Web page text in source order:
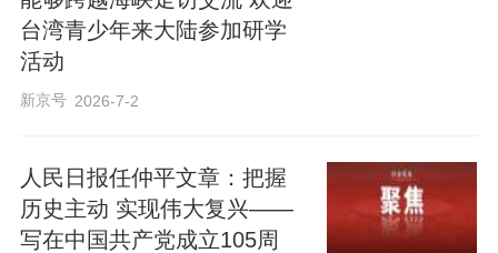
台湾青少年来大陆参加研学
活动
新京号 2026-7-2
人民日报任仲平文章：把握
历史主动 实现伟大复兴——
写在中国共产党成立105周